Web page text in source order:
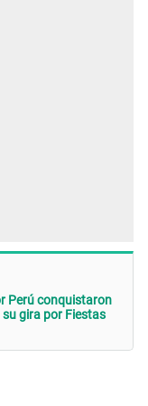
Perú conquistaron
su gira por Fiestas